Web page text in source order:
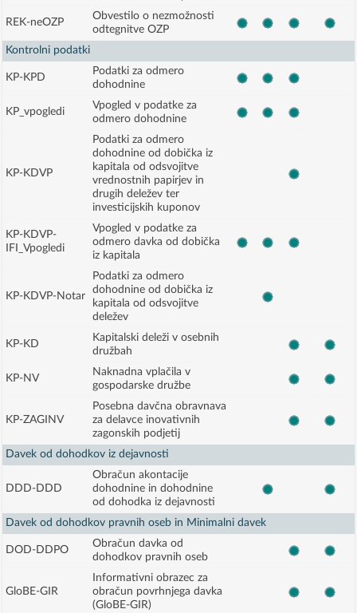
REK-neOZP
Obvestilo o nezmožnosti
odtegnitve OZP
Kontrolni podatki
KP-KPD
Podatki za odmero
dohodnine
KP_vpogledi
Vpogled v podatke za
odmero dohodnine
KP-KDVP
Podatki za odmero
dohodnine od dobička iz
kapitala od odsvojitve
vrednostnih papirjev in
drugih deležev ter
investicijskih kuponov
KP-KDVP-
IFI_Vpogledi
Vpogled v podatke za
odmero davka od dobička
iz kapitala
KP-KDVP-Notar
Podatki za odmero
dohodnine od dobička iz
kapitala od odsvojitve
deležev
KP-KD
Kapitalski deleži v osebnih
družbah
KP-NV
Naknadna vplačila v
gospodarske družbe
KP-ZAGINV
Posebna davčna obravnava
za delavce inovativnih
zagonskih podjetij
Davek od dohodkov iz dejavnosti
DDD-DDD
Obračun akontacije
dohodnine in dohodnine
od dohodka iz dejavnosti
Davek od dohodkov pravnih oseb in Minimalni davek
DOD-DDPO
Obračun davka od
dohodkov pravnih oseb
GloBE-GIR
Informativni obrazec za
obračun povrhnjega davka
(GloBE-GIR)